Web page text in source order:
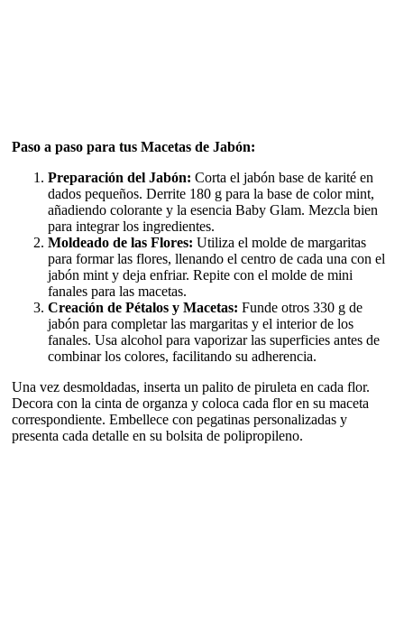
Paso a paso para tus Macetas de Jabón:
Preparación del Jabón: Corta el jabón base de karité en
dados pequeños. Derrite 180 g para la base de color mint,
añadiendo colorante y la esencia Baby Glam. Mezcla bien
para integrar los ingredientes.
Moldeado de las Flores: Utiliza el molde de margaritas
para formar las flores, llenando el centro de cada una con el
jabón mint y deja enfriar. Repite con el molde de mini
fanales para las macetas.
Creación de Pétalos y Macetas: Funde otros 330 g de
jabón para completar las margaritas y el interior de los
fanales. Usa alcohol para vaporizar las superficies antes de
combinar los colores, facilitando su adherencia.
Una vez desmoldadas, inserta un palito de piruleta en cada flor.
Decora con la cinta de organza y coloca cada flor en su maceta
correspondiente. Embellece con pegatinas personalizadas y
presenta cada detalle en su bolsita de polipropileno.